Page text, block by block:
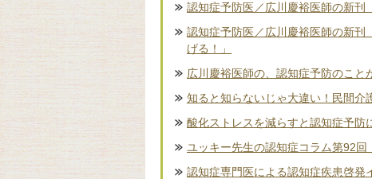
認知症予防医／広川慶裕医師の新刊
認知症予防医／広川慶裕医師の新
げる！」
広川慶裕医師の、認知症予防のこと
知ると知らないじゃ大違い！民間介
酸化ストレスを減らすと認知症予防
ユッキー先生の認知症コラム第92
認知症専門医による認知症疾患啓発